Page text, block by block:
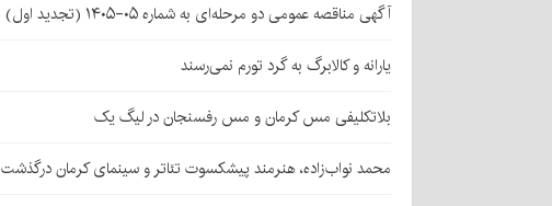
آگهی مناقصه عمومی دو مرحله‌ای به شماره ۰۵-۱۴۰۵ (تجدید اول)
یارانه و کالابرگ به گرد تورم نمی‌رسند
بلاتکلیفی مس کرمان و مس رفسنجان در لیگ یک
محمد نواب‌زاده، هنرمند پیشکسوت تئاتر و سینمای کرمان درگذشت